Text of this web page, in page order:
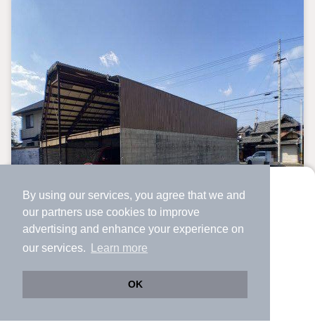
By using our services, you agree that we and
our partners use cookies to improve
advertising and enhance your experience on
our services.
Learn more
OK
より使いやすくなった
アプリで物件探ししませんか？
サクサク動く地図で物件検索